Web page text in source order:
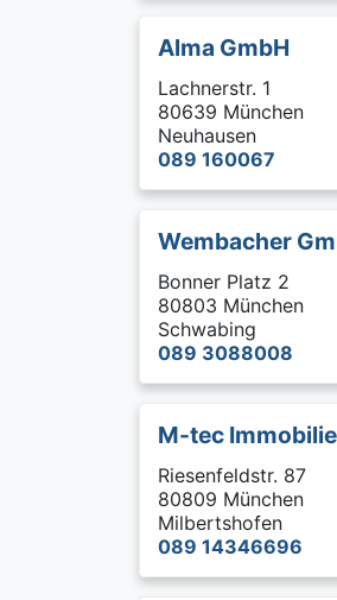
Alma GmbH
Lachnerstr. 1
80639 München
Neuhausen
089 160067
Wembacher
Bonner Platz 2
80803 München
Schwabing
089 3088008
M-tec
Riesenfeldstr. 87
80809 München
Milbertshofen
089 14346696